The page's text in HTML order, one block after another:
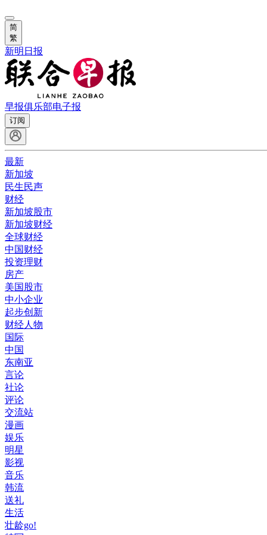
简
繁
新明日报
早报俱乐部电子报
订阅
最新
新加坡
民生民声
财经
新加坡股市
新加坡财经
全球财经
中国财经
投资理财
房产
美国股市
中小企业
起步创新
财经人物
国际
中国
东南亚
言论
社论
评论
交流站
漫画
娱乐
明星
影视
音乐
韩流
送礼
生活
壮龄go!